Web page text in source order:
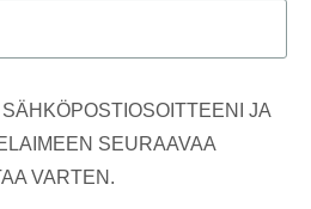
JA
SEURAAVAA
VARTEN.